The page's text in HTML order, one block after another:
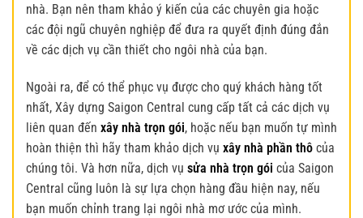
nhà. Bạn nên tham khảo ý kiến của các chuyên gia hoặc
các đội ngũ chuyên nghiệp để đưa ra quyết định đúng đắn
về các dịch vụ cần thiết cho ngôi nhà của bạn.
Ngoài ra, để có thể phục vụ được cho quý khách hàng tốt
nhất, Xây dựng Saigon Central cung cấp tất cả các dịch vụ
liên quan đến xây nhà trọn gói, hoặc nếu bạn muốn tự mình
hoàn thiện thì hãy tham khảo dịch vụ xây nhà phần thô của
chúng tôi. Và hơn nữa, dịch vụ sửa nhà trọn gói của Saigon
Central cũng luôn là sự lựa chọn hàng đầu hiện nay, nếu
bạn muốn chỉnh trang lại ngôi nhà mơ ước của mình.